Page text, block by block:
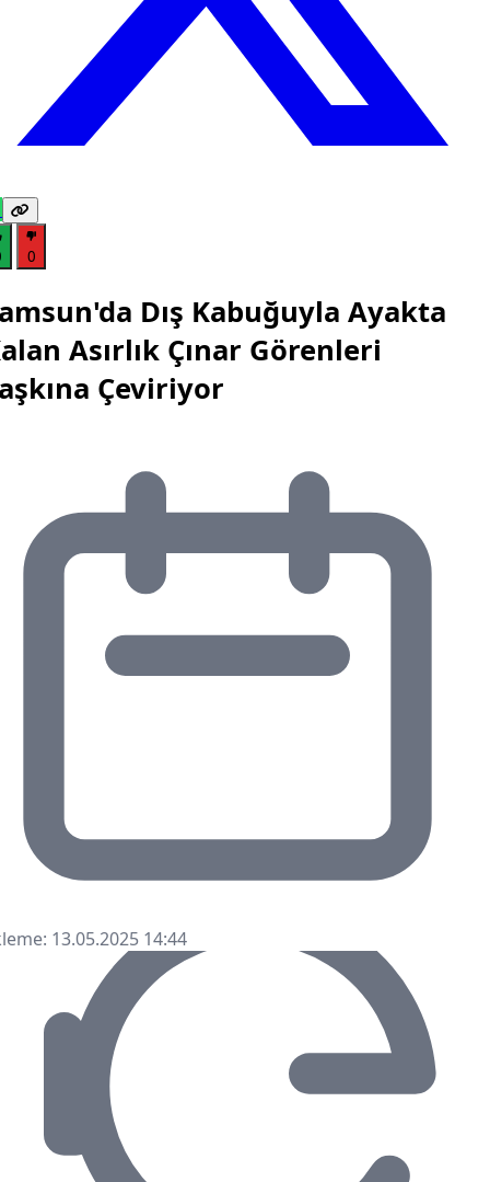
0
Dış Kabuğuyla Ayakta
Asırlık Çınar Görenleri
Çeviriyor
13.05.2025 14:44